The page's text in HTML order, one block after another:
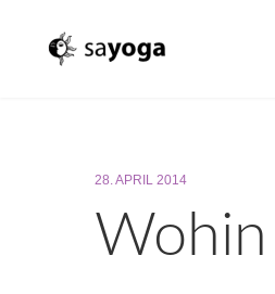
28. APRIL 2014
Wohin